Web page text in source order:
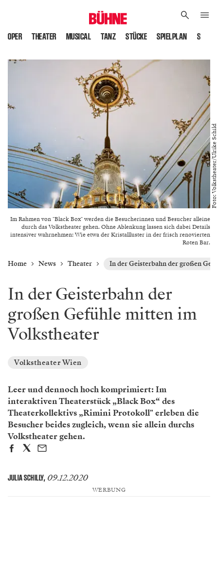
OPER THEATER MUSICAL TANZ STÜCKE SPIELPLAN
Im Rahmen von "Black Box" werden die Besucherinnen und Besucher alleine
durch das Volkstheater gehen. Ohne Ablenkung lassen sich dabei Details
intensiver wahrnehmen: Wie etwa der Kristallluster in der frisch renovierten
Roten Bar.
Foto: Volkstheater/Ulrike Schild
Home News Theater In der Geisterbahn der großen
In der Geisterbahn der
großen Gefühle mitten im
Volkstheater
Volkstheater Wien
Leer und dennoch hoch komprimiert: Im
interaktiven Theaterstück „Black Box“ des
Theaterkollektivs „Rimini Protokoll" erleben die
Besucher beides zugleich, wenn sie allein durchs
Volkstheater gehen.
JULIA SCHILLY, 09.12.2020
WERBUNG